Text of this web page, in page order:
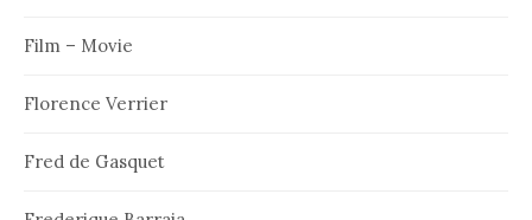
Film – Movie
Florence Verrier
Fred de Gasquet